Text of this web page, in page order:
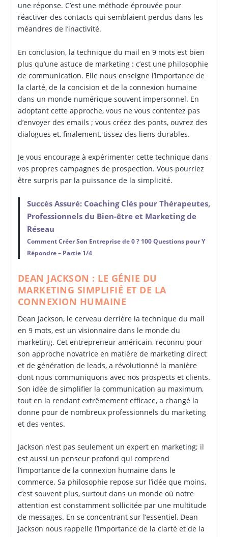
une réponse. C’est une méthode éprouvée pour
réactiver des contacts qui semblaient perdus dans les
méandres de l’inactivité.
En conclusion, la technique du mail en 9 mots est bien
plus qu’une astuce de marketing : c’est une philosophie
de communication. Elle nous enseigne l’importance de
la clarté, de la concision et de la connexion humaine
dans un monde numérique souvent impersonnel. En
adoptant cette approche, vous ne vous contentez pas
d’envoyer des emails ; vous créez des ponts, ouvrez des
dialogues et, finalement, tissez des liens durables.
Je vous encourage à expérimenter cette technique dans
vos propres campagnes de prospection. Vous pourriez
être surpris par la puissance de la simplicité.
Succès Assuré: Coaching Clés pour Thérapeutes,
Professionnels du Bien-être et Marketing de
Réseau
Comment Créer Son Entreprise de 0 ? 100 Questions pour Y
Répondre – Partie 1/4
DEAN JACKSON : LE GÉNIE DU
MARKETING SIMPLIFIÉ ET DE LA
CONNEXION HUMAINE
Dean Jackson, le cerveau derrière la technique du mail
en 9 mots, est un visionnaire dans le monde du
marketing. Cet entrepreneur américain, reconnu pour
son approche novatrice en matière de marketing direct
et de génération de leads, a révolutionné la manière
dont nous communiquons avec nos prospects et clients.
Son idée de simplifier la communication au maximum,
tout en la rendant extrêmement efficace, a changé la
donne pour de nombreux professionnels du marketing
et des ventes.
Jackson n’est pas seulement un expert en marketing; il
est aussi un penseur profond qui comprend
l’importance de la connexion humaine dans le
commerce. Sa philosophie repose sur l’idée que moins,
c’est souvent plus, surtout dans un monde où notre
attention est constamment sollicitée par une multitude
de messages. En se concentrant sur l’essentiel, Dean
Jackson nous rappelle l’importance de la clarté et de la